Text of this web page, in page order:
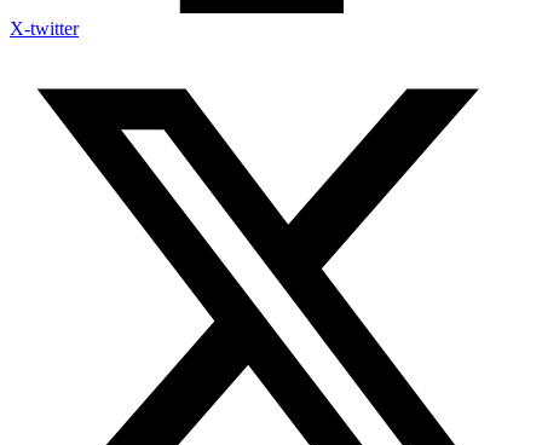
X-twitter